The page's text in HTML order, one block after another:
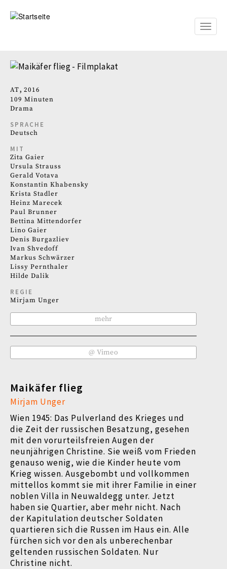
zum
Toggle
AT
2016
109 Minuten
Drama
SPRACHE
Deutsch
MIT
Zita Gaier
Ursula Strauss
Gerald Votava
Konstantin Khabensky
Krista Stadler
Heinz Marecek
Paul Brunner
Bettina Mittendorfer
Lino Gaier
Denis Burgazliev
Ivan Shvedoff
Markus Schwärzer
Lissy Pernthaler
Hilde Dalik
REGIE
Mirjam Unger
mehr
@ Vimeo
Maikäfer flieg
Mirjam Unger
Wien 1945: Das Pulverland des Krieges und
die Zeit der russischen Besatzung, gesehen
mit den vorurteilsfreien Augen der
neunjährigen Christine. Sie weiß vom Frieden
genauso wenig, wie die Kinder heute vom
Krieg wissen. Ausgebombt und vollkommen
mittellos kommt sie mit ihrer Familie in einer
noblen Villa in Neuwaldegg unter. Jetzt
haben sie Quartier, aber mehr nicht. Nach
der Kapitulation deutscher Soldaten
quartieren sich die Russen im Haus ein. Alle
fürchen sich vor den als unberechenbar
geltenden russischen Soldaten. Nur
Christine nicht.